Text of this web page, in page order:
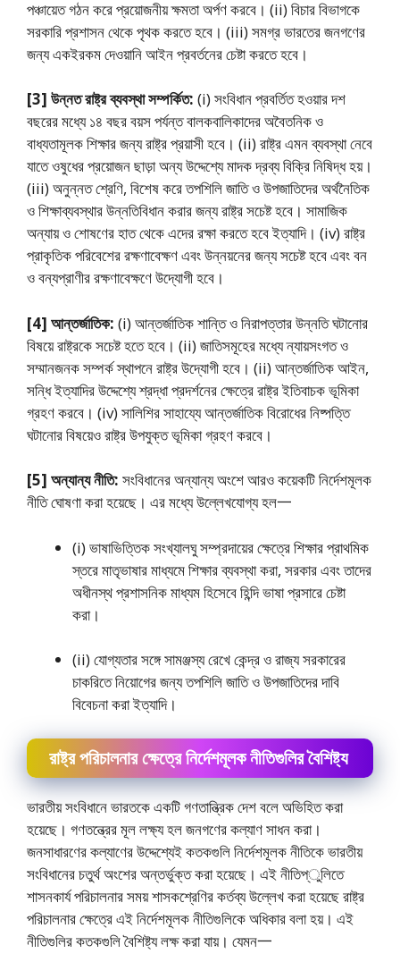
পঞ্চায়েত গঠন করে প্রয়ােজনীয় ক্ষমতা অর্পণ করবে। (ii) বিচার বিভাগকে
সরকারি প্রশাসন থেকে পৃথক করতে হবে। (iii) সমগ্র ভারতের জনগণের
জন্য একইরকম দেওয়ানি আইন প্রবর্তনের চেষ্টা করতে হবে।
[3] উন্নত রাষ্ট্র ব্যবস্থা সম্পর্কিত: (i) সংবিধান প্রবর্তিত হওয়ার দশ
বছরের মধ্যে ১৪ বছর বয়স পর্যন্ত বালকবালিকাদের অবৈতনিক ও
বাধ্যতামূলক শিক্ষার জন্য রাষ্ট্র প্রয়াসী হবে। (ii) রাষ্ট্র এমন ব্যবস্থা নেবে
যাতে ওষুধের প্রয়ােজন ছাড়া অন্য উদ্দেশ্যে মাদক দ্রব্য বিক্রি নিষিদ্ধ হয়।
(iii) অনুন্নত শ্রেণি, বিশেষ করে তপশিলি জাতি ও উপজাতিদের অর্থনৈতিক
ও শিক্ষাব্যবস্থার উন্নতিবিধান করার জন্য রাষ্ট্র সচেষ্ট হবে। সামাজিক
অন্যায় ও শােষণের হাত থেকে এদের রক্ষা করতে হবে ইত্যাদি। (iv) রাষ্ট্র
প্রাকৃতিক পরিবেশের রক্ষণাবেক্ষণ এবং উন্নয়নের জন্য সচেষ্ট হবে এবং বন
ও বন্যপ্রাণীর রক্ষণাবেক্ষণে উদ্যোগী হবে।
[4] আন্তর্জাতিক: (i) আন্তর্জাতিক শান্তি ও নিরাপত্তার উন্নতি ঘটানাের
বিষয়ে রাষ্ট্রকে সচেষ্ট হতে হবে। (ii) জাতিসমূহের মধ্যে ন্যায়সংগত ও
সম্মানজনক সম্পর্ক স্থাপনে রাষ্ট্র উদ্যোগী হবে। (ii) আন্তর্জাতিক আইন,
সন্ধি ইত্যাদির উদ্দেশ্যে শ্রদ্ধা প্রদর্শনের ক্ষেত্রে রাষ্ট্র ইতিবাচক ভূমিকা
গ্রহণ করবে। (iv) সালিশির সাহায্যে আন্তর্জাতিক বিরােধের নিষ্পত্তি
ঘটানাের বিষয়েও রাষ্ট্র উপযুক্ত ভূমিকা গ্রহণ করবে।
[5] অন্যান্য নীতি: সংবিধানের অন্যান্য অংশে আরও কয়েকটি নির্দেশমূলক
নীতি ঘােষণা করা হয়েছে। এর মধ্যে উল্লেখযােগ্য হল一
(i) ভাষাভিত্তিক সংখ্যালঘু সম্প্রদায়ের ক্ষেত্রে শিক্ষার প্রাথমিক
স্তরে মাতৃভাষার মাধ্যমে শিক্ষার ব্যবস্থা করা, সরকার এবং তাদের
অধীনস্থ প্রশাসনিক মাধ্যম হিসেবে হিন্দি ভাষা প্রসারে চেষ্টা
করা।
(ii) যােগ্যতার সঙ্গে সামঞ্জস্য রেখে কেন্দ্র ও রাজ্য সরকারের
চাকরিতে নিয়ােগের জন্য তপশিলি জাতি ও উপজাতিদের দাবি
বিবেচনা করা ইত্যাদি।
রাষ্ট্র পরিচালনার ক্ষেত্রে নির্দেশমূলক নীতিগুলির বৈশিষ্ট্য
ভারতীয় সংবিধানে ভারতকে একটি গণতান্ত্রিক দেশ বলে অভিহিত করা
হয়েছে। গণতন্ত্রের মূল লক্ষ্য হল জনগণের কল্যাণ সাধন করা।
জনসাধারণের কল্যাণের উদ্দেশ্যেই কতকগুলি নির্দেশমূলক নীতিকে ভারতীয়
সংবিধানের চতুর্থ অংশের অন্তর্ভুক্ত করা হয়েছে। এই নীতিপ্ুলিতে
শাসনকার্য পরিচালনার সময় শাসকশ্রেণির কর্তব্য উল্লেখ করা হয়েছে রাষ্ট্র
পরিচালনার ক্ষেত্রে এই নির্দেশমূলক নীতিগুলিকে অধিকার বলা হয়। এই
নীতিগুলির কতকগুলি বৈশিষ্ট্য লক্ষ করা যায়। যেমন一